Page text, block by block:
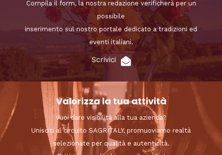
Compila il form, la nostra redazione verificherà per un
possibile
inserimento sul nostro portale dedicato a tradizioni ed
eventi italiani.
Scrivici
Valorizza la tua attività
Vuoi dare visibilità alla tua azienda?
Unisciti al circuito SAGRITALY, promuoviamo realtà
selezionate per qualità e autenticità.